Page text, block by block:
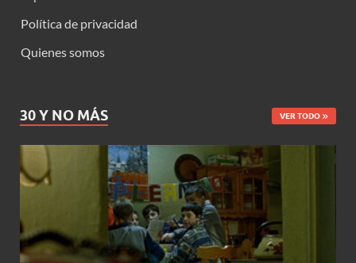
Política de privacidad
Quienes somos
30 Y NO MÁS VER TODO